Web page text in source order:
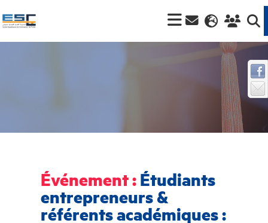
Événement :Étudiants
entrepreneurs &
référents académiques :